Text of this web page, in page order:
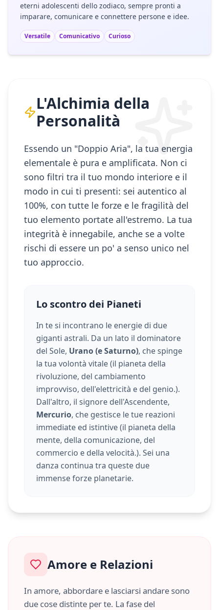
eterni adolescenti dello zodiaco, sempre pronti a
imparare, comunicare e connettere persone e idee.
Versatile Comunicativo Curioso
L'Alchimia della
Personalità
Essendo un "Doppio Aria", la tua energia
elementale è pura e amplificata. Non ci
sono filtri tra il tuo mondo interiore e il
modo in cui ti presenti: sei autentico al
100%, con tutte le forze e le fragilità del
tuo elemento portate all'estremo. La tua
integrità è innegabile, anche se a volte
rischi di essere un po' a senso unico nel
tuo approccio.
Lo scontro dei Pianeti
In te si incontrano le energie di due
giganti astrali. Da un lato il dominatore
del Sole, Urano (e Saturno), che spinge
la tua volontà vitale (il pianeta della
rivoluzione, del cambiamento
improvviso, dell'elettricità e del genio.).
Dall'altro, il signore dell'Ascendente,
Mercurio, che gestisce le tue reazioni
immediate ed istintive (il pianeta della
mente, della comunicazione, del
commercio e della velocità.). Sei una
danza continua tra queste due
immense forze planetarie.
Amore e Relazioni
In amore, abbordare e lasciarsi andare sono
due cose distinte per te. La fase del